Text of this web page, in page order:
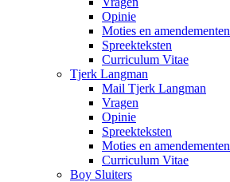
Opinie
Moties en amendementen
Spreekteksten
Curriculum Vitae
Tjerk Langman
Mail Tjerk Langman
Vragen
Opinie
Spreekteksten
Moties en amendementen
Curriculum Vitae
Boy Sluiters